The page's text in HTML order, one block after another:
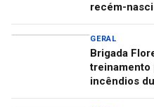
recém-
GERAL
Brigada
treinamento
incêndios